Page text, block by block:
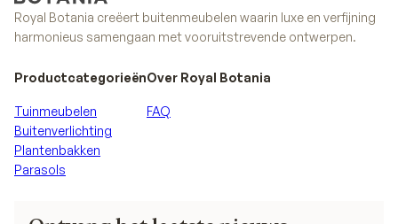
Royal Botania creëert buitenmeubelen waarin luxe en verfijning
harmonieus samengaan met vooruitstrevende ontwerpen.
Productcategorieën
Tuinmeubelen
Buitenverlichting
Plantenbakken
Parasols
Over Royal Botania
FAQ